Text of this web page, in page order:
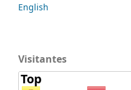
English
Visitantes